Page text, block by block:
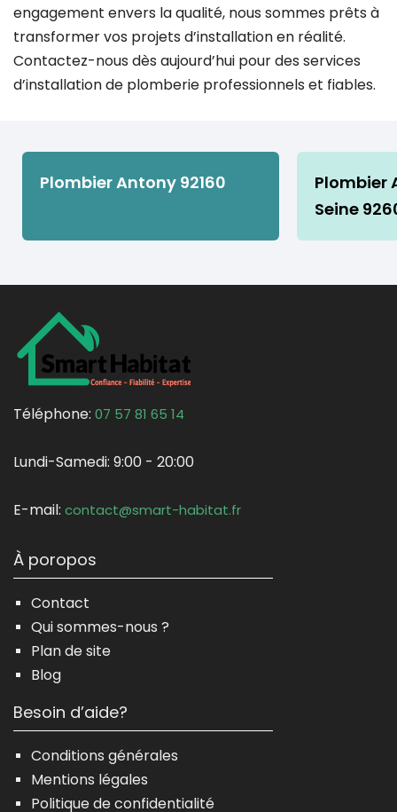
engagement envers la qualité, nous sommes prêts à
transformer vos projets d’installation en réalité.
Contactez-nous dès aujourd’hui pour des services
d’installation de plomberie professionnels et fiables.
Plombier Antony 92160
Plombier
Seine
Téléphone: 07 57 81 65 14
Lundi-Samedi: 9:00 - 20:00
E-mail: contact@smart-habitat.fr
À poropos
Contact
Qui sommes-nous ?
Plan de site
Blog
Besoin d’aide?
Conditions générales
Mentions légales
Politique de confidentialité